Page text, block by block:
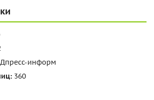
информ
360